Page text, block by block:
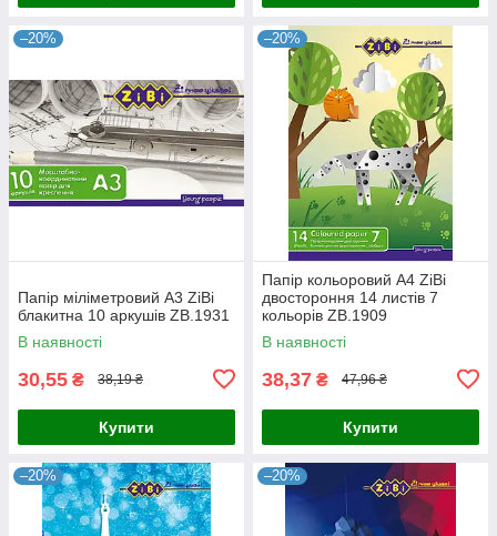
–20%
Папір міліметровий А3 ZiBi
блакитна 10 аркушів ZB.1931
В наявності
30,55 ₴ 38,19 ₴
Купити
–20%
Папір кольоровий А4 ZiBi
двостороння 14 листів 7
кольорів ZB.1909
В наявності
38,37 ₴ 47,96 ₴
Купити
–20% –20%